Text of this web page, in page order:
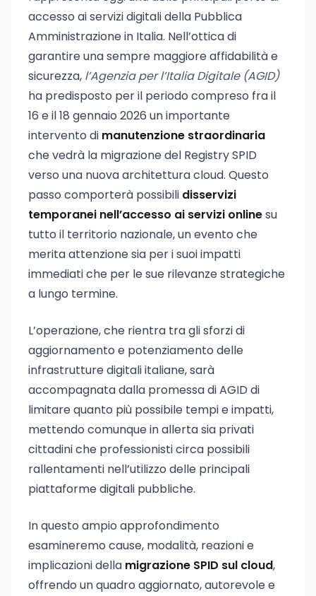
accesso ai servizi digitali della Pubblica
Amministrazione in Italia. Nell’ottica di
garantire una sempre maggiore affidabilità e
sicurezza, l’Agenzia per l’Italia Digitale (AGID)
ha predisposto per il periodo compreso fra il
16 e il 18 gennaio 2026 un importante
intervento di manutenzione straordinaria
che vedrà la migrazione del Registry SPID
verso una nuova architettura cloud. Questo
passo comporterà possibili disservizi
temporanei nell’accesso ai servizi onlinesu
tutto il territorio nazionale, un evento che
merita attenzione sia per i suoi impatti
immediati che per le sue rilevanze strategiche
a lungo termine.
L’operazione, che rientra tra gli sforzi di
aggiornamento e potenziamento delle
infrastrutture digitali italiane, sarà
accompagnata dalla promessa di AGID di
limitare quanto più possibile tempi e impatti,
mettendo comunque in allerta sia privati
cittadini che professionisti circa possibili
rallentamenti nell’utilizzo delle principali
piattaforme digitali pubbliche.
In questo ampio approfondimento
esamineremo cause, modalità, reazioni e
implicazioni della migrazione SPID sul cloud,
offrendo un quadro aggiornato, autorevole e